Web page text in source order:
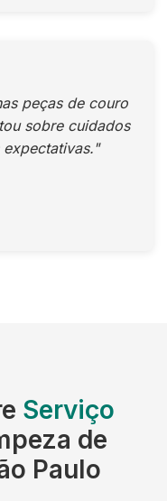
peças de couro
sobre cuidados
Serviço
de
Paulo